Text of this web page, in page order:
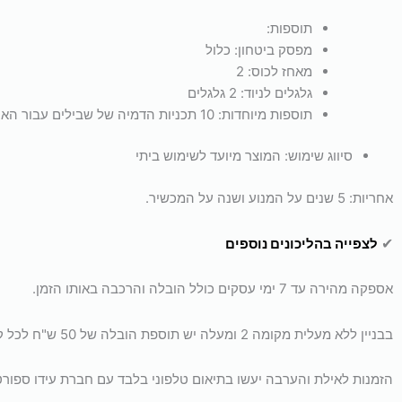
תוספות:
מפסק ביטחון: כלול
מאחז לכוס: 2
גלגלים לניוד: 2 גלגלים
תוספות מיוחדות: 10 תכניות הדמיה של שבילים עבור האימון
סיווג שימוש: המוצר מיועד לשימוש ביתי
אחריות: 5 שנים על המנוע ושנה על המכשיר.
✔ לצפייה בהליכונים נוספים
אספקה מהירה עד 7 ימי עסקים כולל הובלה והרכבה באותו הזמן.
בבניין ללא מעלית מקומה 2 ומעלה יש תוספת הובלה של 50 ש"ח לכל קומה. מעל קומה 4 ללא מעלית, יש להזמין מנוף באופן פרטי.
הזמנות לאילת והערבה יעשו בתיאום טלפוני בלבד עם חברת עידו